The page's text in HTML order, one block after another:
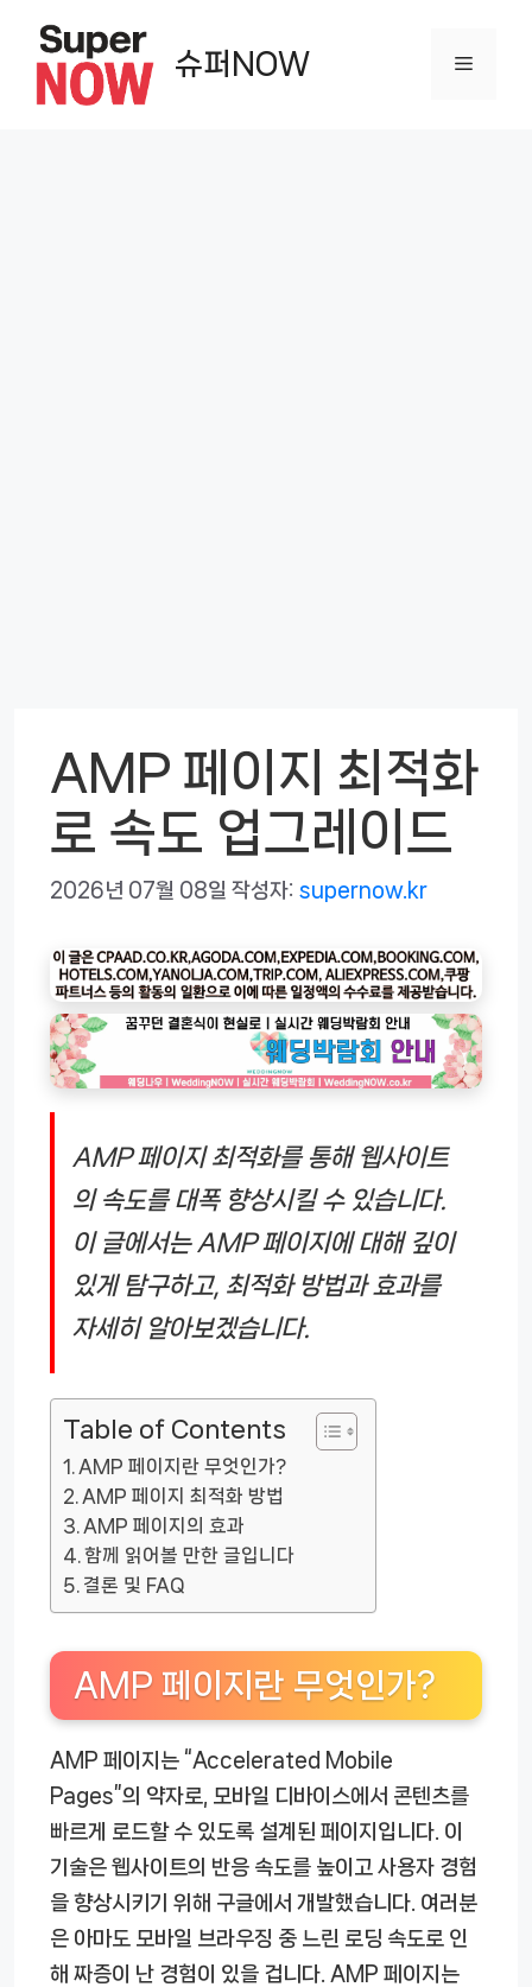
슈퍼NOW 메
AMP 페이지 최적화
로 속도 업그레이드
2026년 07월 08일 작성자: supernow.kr
AMP 페이지 최적화를 통해 웹사이트
의 속도를 대폭 향상시킬 수 있습니다.
이 글에서는 AMP 페이지에 대해 깊이
있게 탐구하고, 최적화 방법과 효과를
자세히 알아보겠습니다.
Table of Contents
AMP 페이지란 무엇인가?
AMP 페이지 최적화 방법
AMP 페이지의 효과
함께 읽어볼 만한 글입니다
결론 및 FAQ
AMP 페이지란 무엇인가?
AMP 페이지는 “Accelerated Mobile
Pages”의 약자로, 모바일 디바이스에서 콘텐츠를
빠르게 로드할 수 있도록 설계된 페이지입니다. 이
기술은 웹사이트의 반응 속도를 높이고 사용자 경험
을 향상시키기 위해 구글에서 개발했습니다. 여러분
은 아마도 모바일 브라우징 중 느린 로딩 속도로 인
해 짜증이 난 경험이 있을 겁니다. AMP 페이지는